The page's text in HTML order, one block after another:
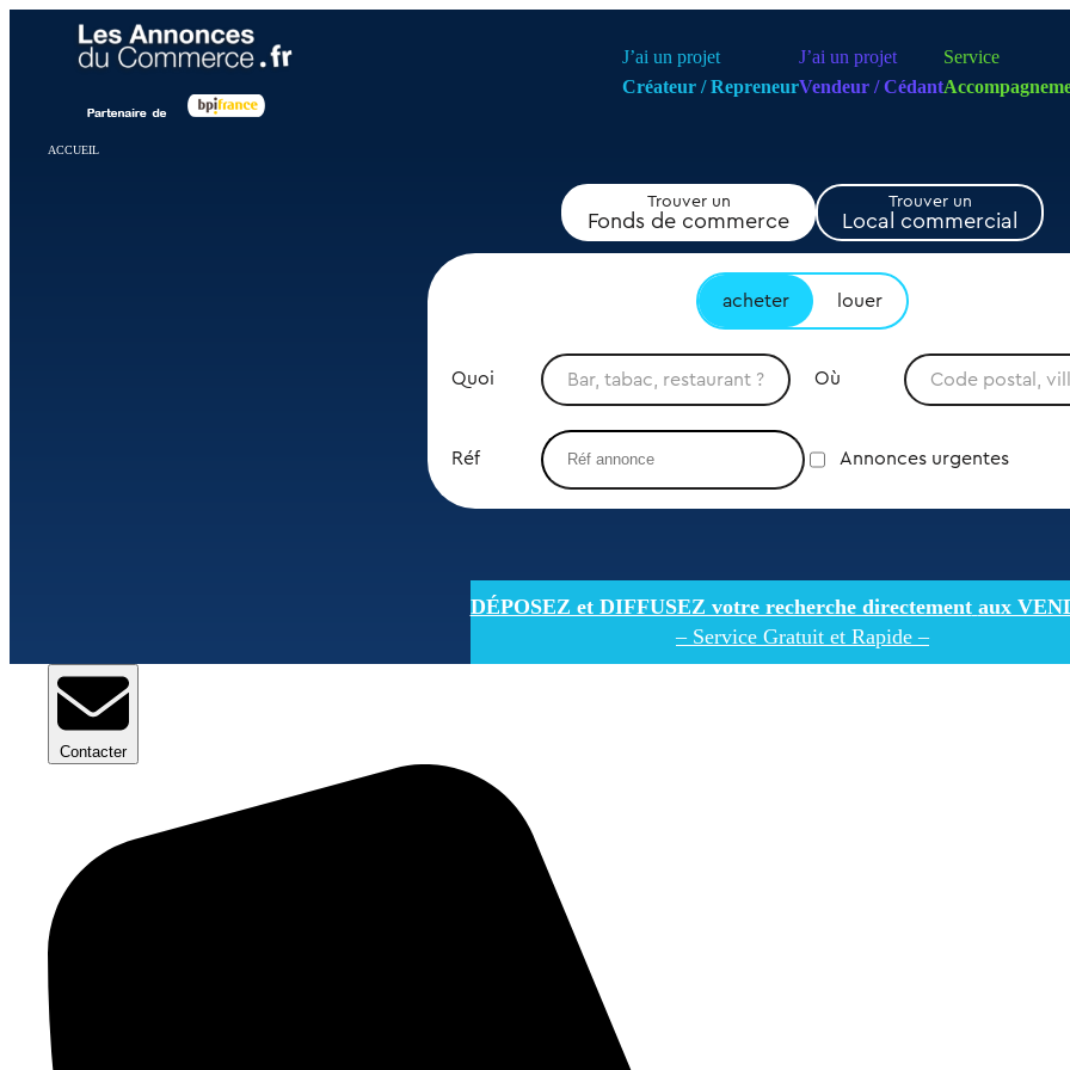
J’ai un projet
Créateur / Repreneur
J’ai un projet
Vendeur / Cédant
Service
ACCUEIL
Trouver un
Fonds de commerce
Trouver un
Local commercial
acheter louer
Quoi Où
Réf Annonces urgentes
DÉPOSEZ et DIFFUSEZ votre recherche directement aux
– Service Gratuit et Rapide –
Contacter
Panneau de gestion des cookies